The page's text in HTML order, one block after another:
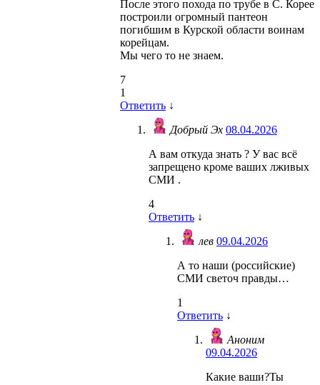
После этого похода по трубе в С. Корее
построили огромный пантеон
погибшим в Курской области воинам
корейцам.
Мы чего то не знаем.
7
1
Ответить ↓
Добрый Эх 08.04.2026
А вам откуда знать ? У вас всё
запрещено кроме ваших лживых
СМИ .
4
Ответить ↓
лев 09.04.2026
А то наши (российские)
СМИ светоч правды…
1
Ответить ↓
Аноним
09.04.2026
Какие ваши?Ты